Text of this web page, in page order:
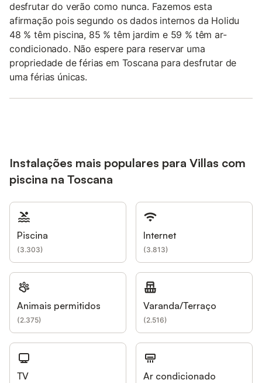
desfrutar do verão como nunca. Fazemos esta
afirmação pois segundo os dados internos da Holidu
48 % têm piscina, 85 % têm jardim e 59 % têm ar-
condicionado. Não espere para reservar uma
propriedade de férias em Toscana para desfrutar de
uma férias únicas.
Instalações mais populares para Villas com
piscina na Toscana
Piscina
(3.303)
Internet
(3.813)
Animais permitidos
(2.375)
Varanda/Terraço
(2.516)
TV Ar condicionado